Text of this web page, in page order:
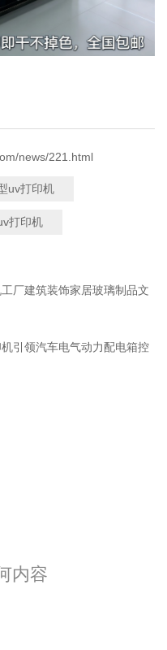
news/221.html
uv打印机
打印机
厂建筑装饰家居玻璃制品文
引领汽车电气动力配电箱控
内容